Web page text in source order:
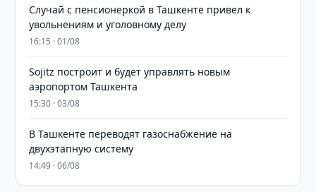
Случай с пенсионеркой в Ташкенте привел к
увольнениям и уголовному делу
16:15 · 01/08
Sojitz построит и будет управлять новым
аэропортом Ташкента
15:30 · 03/08
В Ташкенте переводят газоснабжение на
двухэтапную систему
14:49 · 06/08